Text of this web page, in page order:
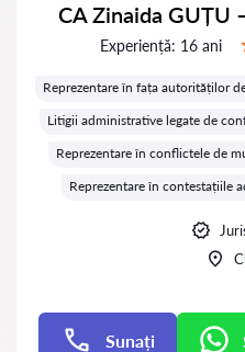
CA Zinaida GUȚU
Experiență: 16 ani
Reprezentare în fața autorităților
Litigii administrative legate de
Reprezentare în conflictele de
Reprezentare în contestațiile
Sunați